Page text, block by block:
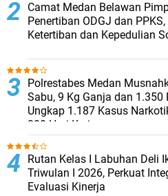
Camat Medan Belawan
Penertiban ODGJ dan
Ketertiban dan Kepedulian
Polrestabes Medan
Sabu, 9 Kg Ganja dan 1.350
Ungkap 1.187 Kasus
300 Hari Kerja
Rutan Kelas I Labuhan Deli
Triwulan I 2026, Perkuat
Evaluasi Kinerja